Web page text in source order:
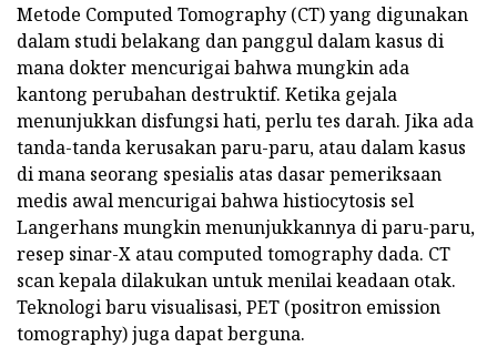
Metode Computed Tomography (CT) yang digunakan
dalam studi belakang dan panggul dalam kasus di
mana dokter mencurigai bahwa mungkin ada
kantong perubahan destruktif. Ketika gejala
menunjukkan disfungsi hati, perlu tes darah. Jika ada
tanda-tanda kerusakan paru-paru, atau dalam kasus
di mana seorang spesialis atas dasar pemeriksaan
medis awal mencurigai bahwa histiocytosis sel
Langerhans mungkin menunjukkannya di paru-paru,
resep sinar-X atau computed tomography dada. CT
scan kepala dilakukan untuk menilai keadaan otak.
Teknologi baru visualisasi, PET (positron emission
tomography) juga dapat berguna.